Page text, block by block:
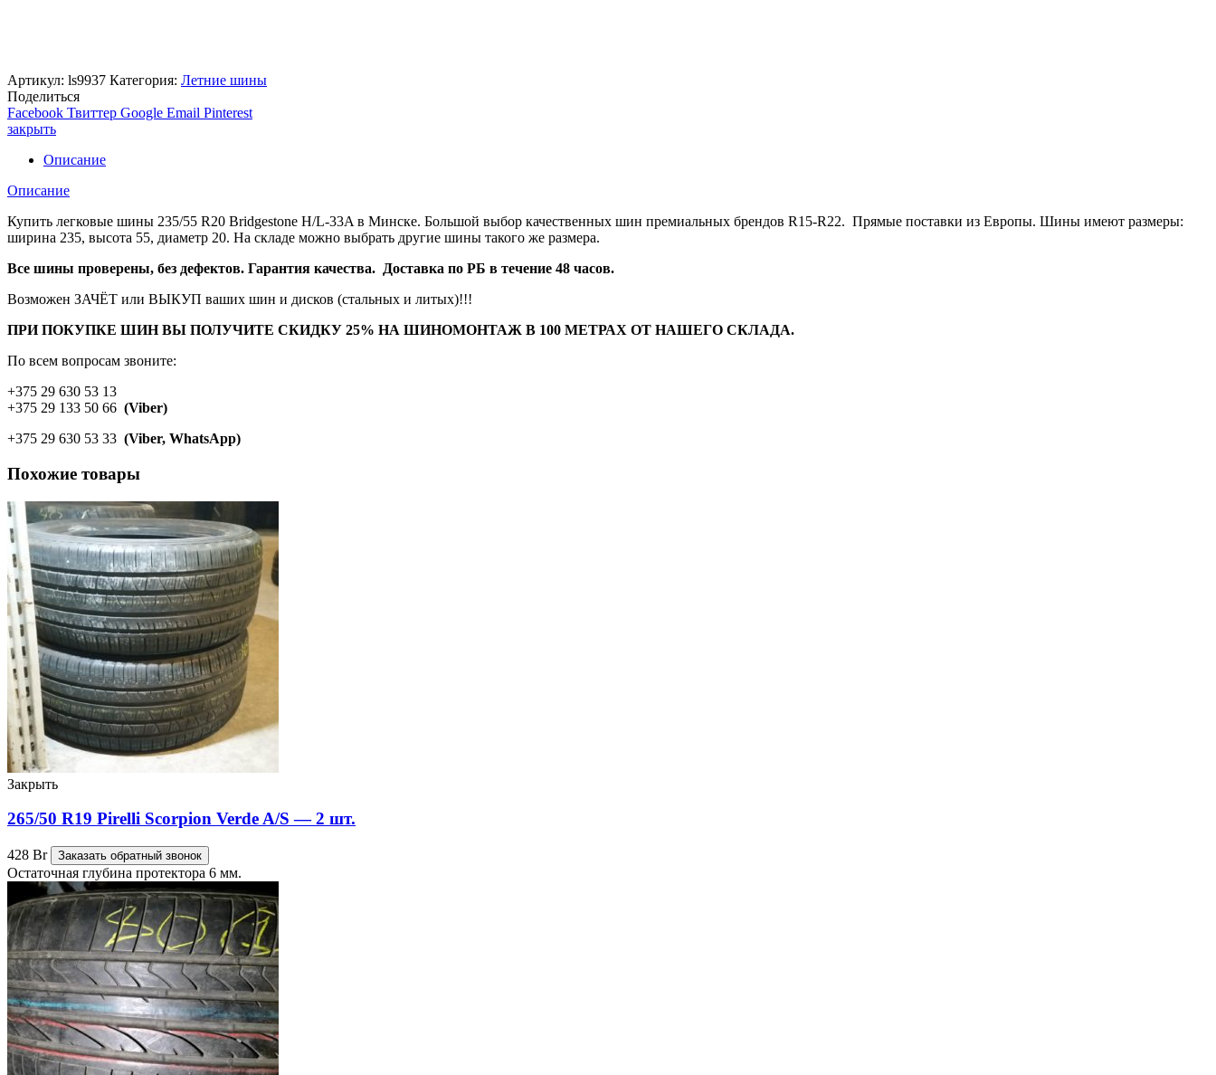
Артикул: ls9937 Категория: Летние шины
Поделиться
Facebook Твиттер Google Email Pinterest
закрыть
Описание
Описание
Купить легковые шины 235/55 R20 Bridgestone H/L-33A в Минске. Большой выбор качественных шин премиальных брендов R15-R22. Прямые поставки из Европы. Шины имеют размеры:
ширина 235, высота 55, диаметр 20. На складе можно выбрать другие шины такого же размера.
Все шины проверены, без дефектов. Гарантия качества. Доставка по РБ в течение 48 часов.
Возможен ЗАЧЁТ или ВЫКУП ваших шин и дисков (стальных и литых)!!!
ПРИ ПОКУПКЕ ШИН ВЫ ПОЛУЧИТЕ СКИДКУ 25% НА ШИНОМОНТАЖ В 100 МЕТРАХ ОТ НАШЕГО СКЛАДА.
По всем вопросам звоните:
+375 29 630 53 13
+375 29 133 50 66 (Viber)
+375 29 630 53 33 (Viber, WhatsApp)
Похожие товары
Закрыть
265/50 R19 Pirelli Scorpion Verde A/S — 2 шт.
428 Br Заказать обратный звонок
Остаточная глубина протектора 6 мм.